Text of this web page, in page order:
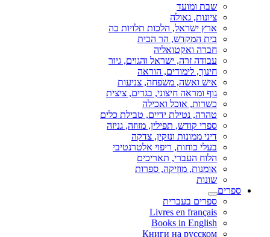
שבת ומועד
ציונות, גאולה
ארץ ישראל, הלכות תלויות בה
בית המקדש, הר הבית
חברה ואקטואליה
עבודה זרה, ישראל והגוים, גיור
חינוך, לימודים, הוראה
איש ואשה, משפחה, צניעות
גוף ומראה חיצוני, בגדים, ציצית
כשרות, אוכל ואכילה
טהרה, נטילת ידיים, טבילת כלים
ספרי קודש, תפילין, מזוזה, גניזה
דיני ממונות ונזקין, צדקה
בעלי כוחות, ריפוי אלטרנטיבי
הלוח העברי, תאריכים
אומנות, מוזיקה, ספרות
שונות
ספרים
ספרים בעברית
Livres en français
Books in English
Книги на русском